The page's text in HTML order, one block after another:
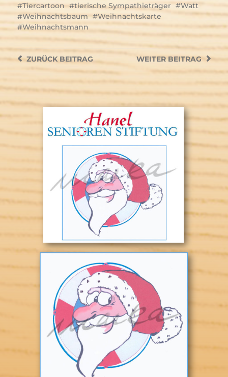
Tiercartoon
tierische Sympathieträger
Watt
Weihnachtsbaum
Weihnachtskarte
Weihnachtsmann
WEITER BEITRAG
ZURÜCKBEITRAG